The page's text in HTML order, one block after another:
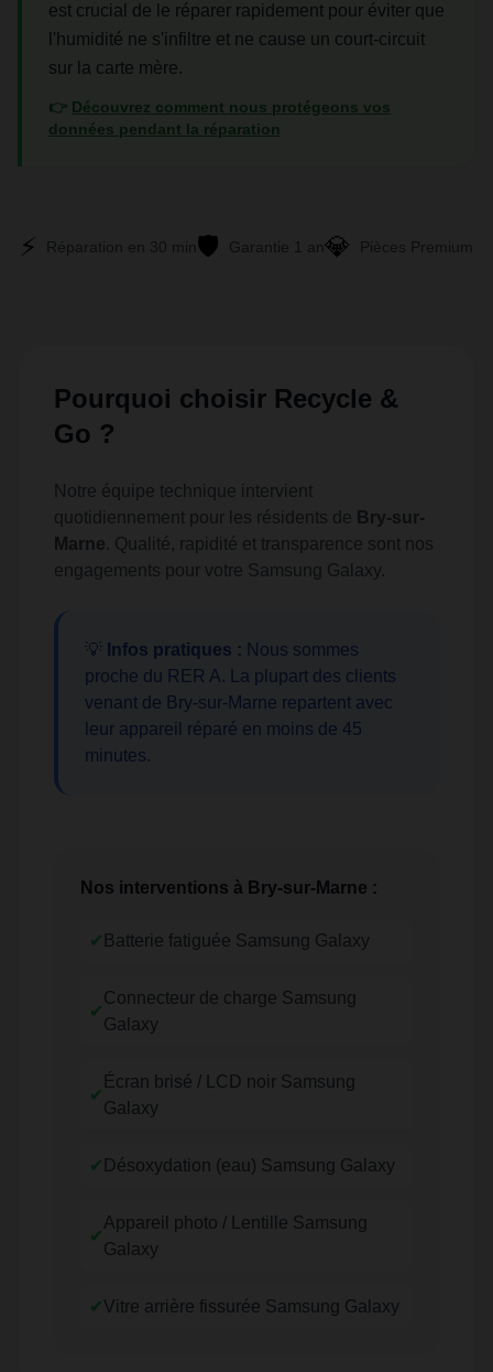
est crucial de le réparer rapidement pour éviter que
l'humidité ne s'infiltre et ne cause un court-circuit
sur la carte mère.
👉 Découvrez comment nous protégeons vos
données pendant la réparation
⚡ Réparation en 30 min 🛡️ Garantie 1 an💎 Pièces Premium
Pourquoi choisir Recycle &
Go ?
Notre équipe technique intervient
quotidiennement pour les résidents de Bry-sur-
Marne. Qualité, rapidité et transparence sont nos
engagements pour votre Samsung Galaxy.
💡 Infos pratiques : Nous sommes
proche du RER A. La plupart des clients
venant de Bry-sur-Marne repartent avec
leur appareil réparé en moins de 45
minutes.
Nos interventions à Bry-sur-Marne :
✔ Batterie fatiguée Samsung Galaxy
✔
Connecteur de charge Samsung
Galaxy
✔
Écran brisé / LCD noir Samsung
Galaxy
✔ Désoxydation (eau) Samsung Galaxy
✔
Appareil photo / Lentille Samsung
Galaxy
✔Vitre arrière fissurée Samsung Galaxy